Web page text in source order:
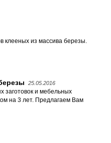
клееных из массива березы.
25.05.2016
заготовок и мебельных
на 3 лет. Предлагаем Вам